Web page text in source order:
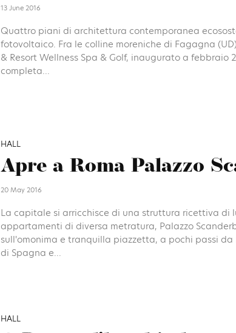
13 June 2016
Quattro piani di architettura contemporanea
fotovoltaico. Fra le colline moreniche di Fagagna
& Resort Wellness Spa & Golf, inaugurato a febbraio
completa...
HALL
Apre a Roma Palazzo
20 May 2016
La capitale si arricchisce di una struttura ricettiva di
appartamenti di diversa metratura, Palazzo
sull'omonima e tranquilla piazzetta, a pochi passi da
di Spagna e...
HALL